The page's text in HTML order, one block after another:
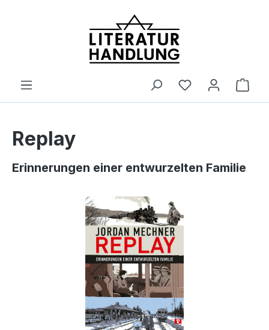
Replay
Erinnerungen einer entwurzelten Familie
Bildergalerie überspringen